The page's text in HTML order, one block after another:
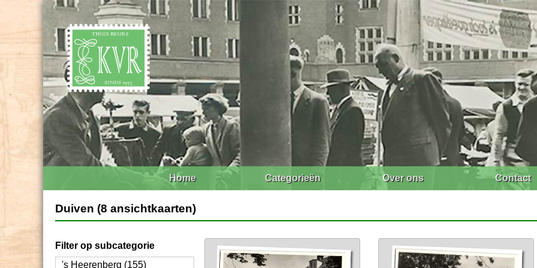
Home Categorieën Over ons Contact
Duiven (8 ansichtkaarten)
Filter op subcategorie
's Heerenberg (155)